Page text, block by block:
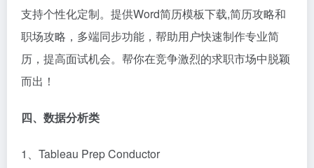
支持个性化定制。提供Word简历模板下载,简历攻略和
职场攻略，多端同步功能，帮助用户快速制作专业简
历，提高面试机会。帮你在竞争激烈的求职市场中脱颖
而出！
四、数据分析类​
1、Tableau Prep Conductor​